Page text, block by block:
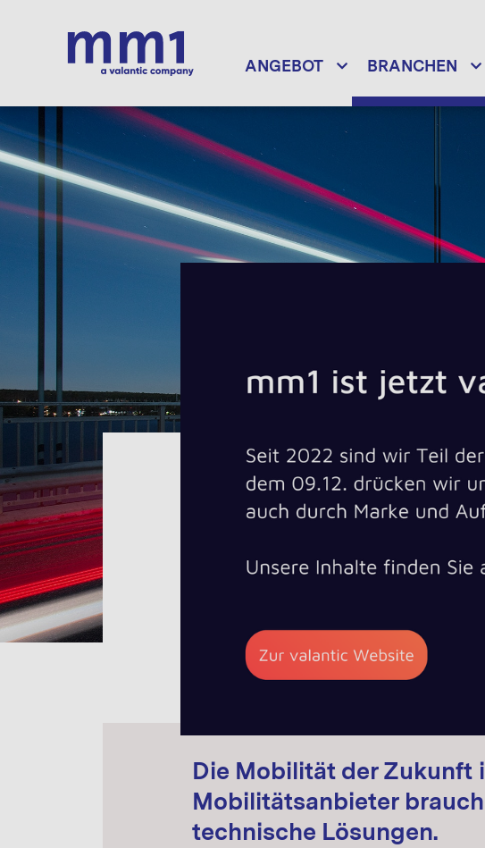
ANGEBOT BRANCHEN
Mobility
Globalisierung und wachsender
wird immer kleinteiliger und
Digitalisierung bestimmt die Zukunft
Die Mobilität der Zukunft
Mobilitätsanbieter
technische Lösungen.